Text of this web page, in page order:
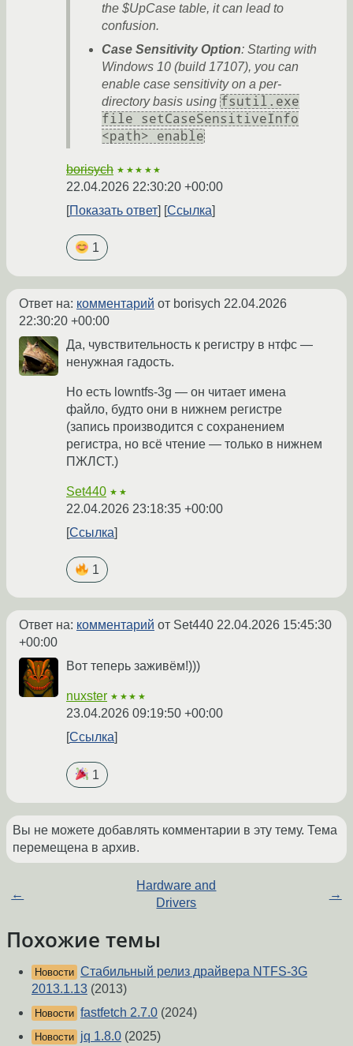
the $UpCase table, it can lead to
confusion.
Case Sensitivity Option: Starting with
Windows 10 (build 17107), you can
enable case sensitivity on a per-
directory basis using fsutil.exe
file setCaseSensitiveInfo
<path> enable
borisych ★★★★★
22.04.2026 22:30:20 +00:00
Показать ответ
Ссылка
1
Ответ на: комментарий от borisych 22.04.2026
22:30:20 +00:00
Да, чувствительность к регистру в нтфс —
ненужная гадость.
Но есть lowntfs-3g — он читает имена
файло, будто они в нижнем регистре
(запись производится с сохранением
регистра, но всё чтение — только в нижнем
ПЖЛСТ.)
Set440 ★★
22.04.2026 23:18:35 +00:00
Ссылка
1
Ответ на: комментарий от Set440 22.04.2026 15:45:30
+00:00
Вот теперь заживём!)))
nuxster ★★★★
23.04.2026 09:19:50 +00:00
Ссылка
1
Вы не можете добавлять комментарии в эту тему. Тема
перемещена в архив.
←
Hardware and
Drivers
→
Похожие темы
Новости Стабильный релиз драйвера NTFS-3G
2013.1.13 (2013)
Новости fastfetch 2.7.0 (2024)
Новости jq 1.8.0 (2025)